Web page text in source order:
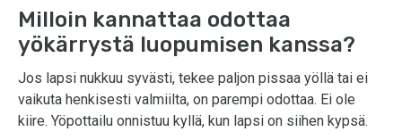
Milloin kannattaa odottaa
yökärrystä luopumisen kanssa?
Jos lapsi nukkuu syvästi, tekee paljon pissaa yöllä tai ei
vaikuta henkisesti valmiilta, on parempi odottaa. Ei ole
kiire. Yöpottailu onnistuu kyllä, kun lapsi on siihen kypsä.